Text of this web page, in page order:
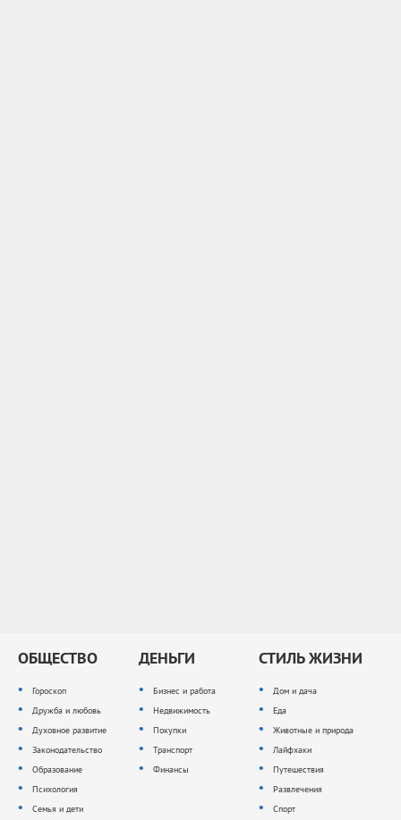
ОБЩЕСТВО
Гороскоп
Дружба и любовь
Духовное развитие
Законодательство
Образование
Психология
Семья и дети
ДЕНЬГИ
Бизнес и работа
Недвижимость
Покупки
Транспорт
Финансы
СТИЛЬ ЖИЗНИ
Дом и дача
Еда
Животные и природа
Лайфхаки
Путешествия
Развлечения
Спорт